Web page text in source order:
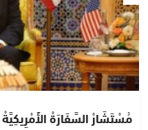
مُسْتَشَارْ السَّفَارَةْ